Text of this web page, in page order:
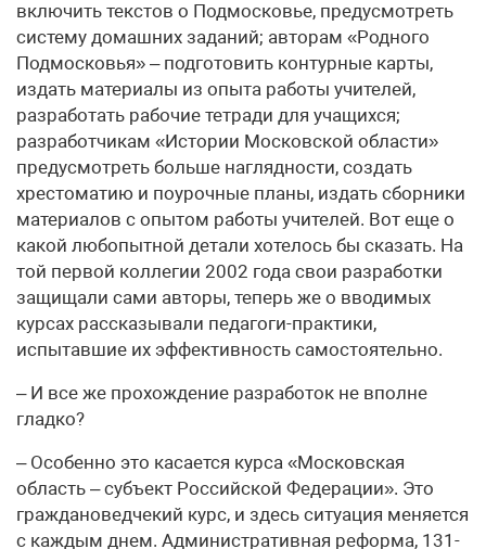
включить текстов о Подмосковье, предусмотреть
систему домашних заданий; авторам «Родного
Подмосковья» – подготовить контурные карты,
издать материалы из опыта работы учителей,
разработать рабочие тетради для учащихся;
разработчикам «Истории Московской области»
предусмотреть больше наглядности, создать
хрестоматию и поурочные планы, издать сборники
материалов с опытом работы учителей. Вот еще о
какой любопытной детали хотелось бы сказать. На
той первой коллегии 2002 года свои разработки
защищали сами авторы, теперь же о вводимых
курсах рассказывали педагоги-практики,
испытавшие их эффективность самостоятельно.
– И все же прохождение разработок не вполне
гладко?
– Особенно это касается курса «Московская
область – субъект Российской Федерации». Это
граждановедчекий курс, и здесь ситуация меняется
с каждым днем. Административная реформа, 131-